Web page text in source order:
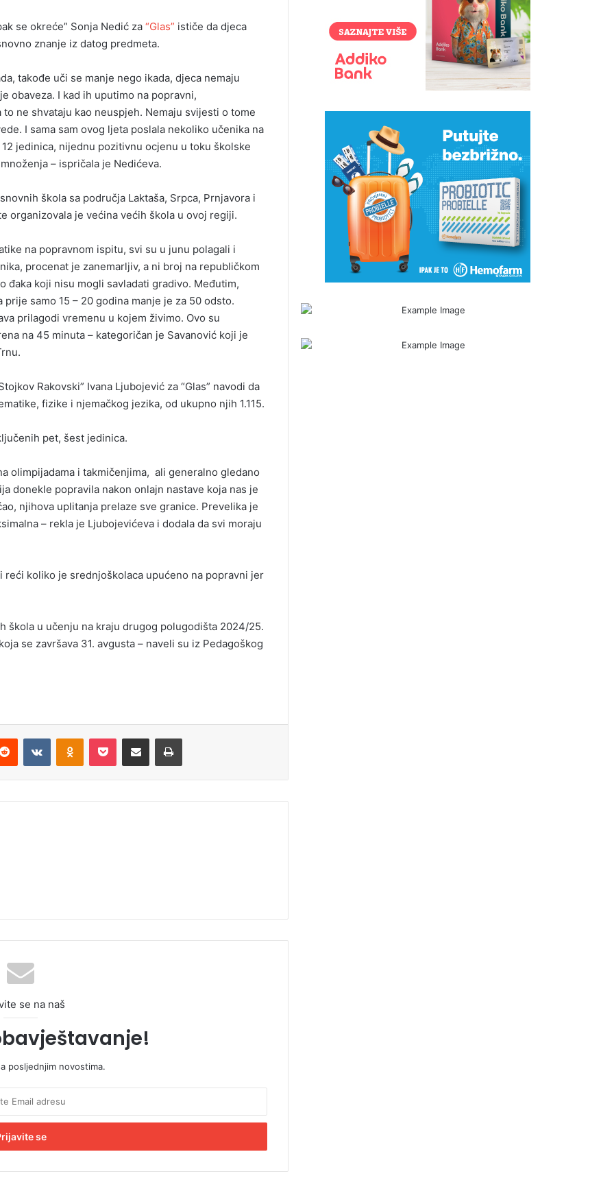
se okreće” Sonja Nedić za “Glas” ističe da djeca
znanje iz datog predmeta.
takođe uči se manje nego ikada, djeca nemaju
obaveza. I kad ih uputimo na popravni,
ne shvataju kao neuspjeh. Nemaju svijesti o tome
I sama sam ovog ljeta poslala nekoliko učenika na
jedinica, nijednu pozitivnu ocjenu u toku školske
– ispričala je Nedićeva.
škola sa područja Laktaša, Srpca, Prnjavora i
organizovala je većina većih škola u ovoj regiji.
na popravnom ispitu, svi su u junu polagali i
procenat je zanemarljiv, a ni broj na republičkom
đaka koji nisu mogli savladati gradivo. Međutim,
samo 15 – 20 godina manje je za 50 odsto.
prilagodi vremenu u kojem živimo. Ovo su
na 45 minuta – kategoričan je Savanović koji je
Rakovski” Ivana Ljubojević za “Glas” navodi da
fizike i njemačkog jezika, od ukupno njih 1.115.
pet, šest jedinica.
olimpijadama i takmičenjima, ali generalno gledano
donekle popravila nakon onlajn nastave koja nas je
njihova uplitanja prelaze sve granice. Prevelika je
– rekla je Ljubojevićeva i dodala da svi moraju
koliko je srednjoškolaca upućeno na popravni jer
škola u učenju na kraju drugog polugodišta 2024/25.
se završava 31. avgusta – naveli su iz Pedagoškog
se na naš
posljednjim novostima.